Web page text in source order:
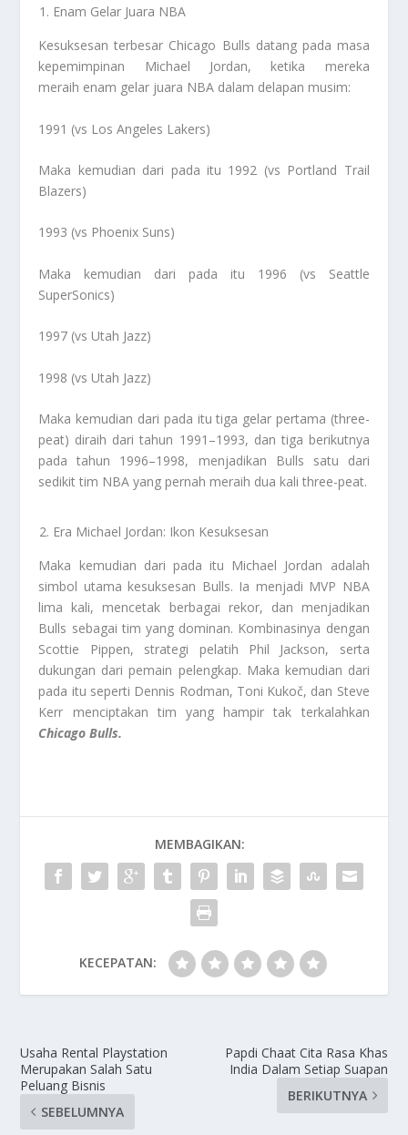
Enam Gelar Juara NBA
Kesuksesan terbesar Chicago Bulls datang pada masa
kepemimpinan Michael Jordan, ketika mereka
meraih enam gelar juara NBA dalam delapan musim:
1991 (vs Los Angeles Lakers)
Maka kemudian dari pada itu 1992 (vs Portland Trail
Blazers)
1993 (vs Phoenix Suns)
Maka kemudian dari pada itu 1996 (vs Seattle
SuperSonics)
1997 (vs Utah Jazz)
1998 (vs Utah Jazz)
Maka kemudian dari pada itu tiga gelar pertama (three-
peat) diraih dari tahun 1991–1993, dan tiga berikutnya
pada tahun 1996–1998, menjadikan Bulls satu dari
sedikit tim NBA yang pernah meraih dua kali three-peat.
Era Michael Jordan: Ikon Kesuksesan
Maka kemudian dari pada itu Michael Jordan adalah
simbol utama kesuksesan Bulls. Ia menjadi MVP NBA
lima kali, mencetak berbagai rekor, dan menjadikan
Bulls sebagai tim yang dominan. Kombinasinya dengan
Scottie Pippen, strategi pelatih Phil Jackson, serta
dukungan dari pemain pelengkap. Maka kemudian dari
pada itu seperti Dennis Rodman, Toni Kukoč, dan Steve
Kerr menciptakan tim yang hampir tak terkalahkan
Chicago Bulls.
MEMBAGIKAN:
KECEPATAN:
Usaha Rental Playstation
Merupakan Salah Satu
Peluang Bisnis
SEBELUMNYA
Papdi Chaat Cita Rasa Khas
India Dalam Setiap Suapan
BERIKUTNYA